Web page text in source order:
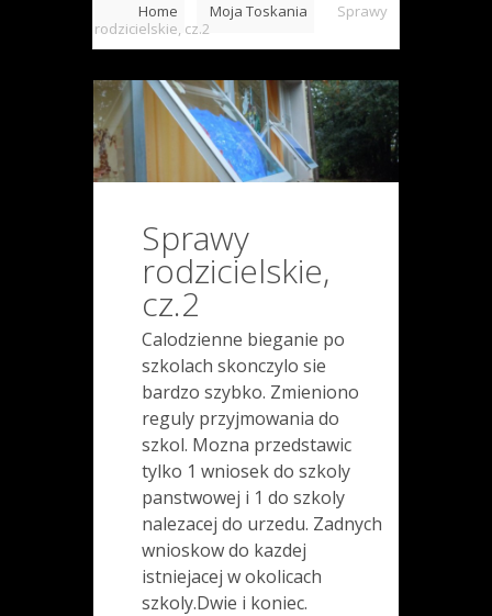
Home Moja Toskania
Sprawy
rodzicielskie, cz.2
Sprawy
rodzicielskie,
cz.2
Calodzienne bieganie po
szkolach skonczylo sie
bardzo szybko. Zmieniono
reguly przyjmowania do
szkol. Mozna przedstawic
tylko 1 wniosek do szkoly
panstwowej i 1 do szkoly
nalezacej do urzedu. Zadnych
wnioskow do kazdej
istniejacej w okolicach
szkoly.Dwie i koniec.